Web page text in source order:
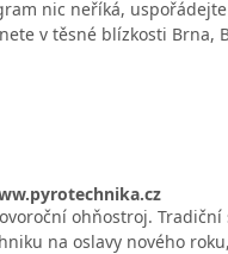
nic neříká,
v těsné blízkosti Brna,
ohňostroj.
na oslavy nového